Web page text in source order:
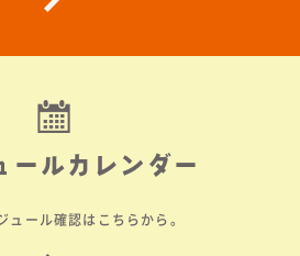
ールカレンダー
ュール確認はこちらから。